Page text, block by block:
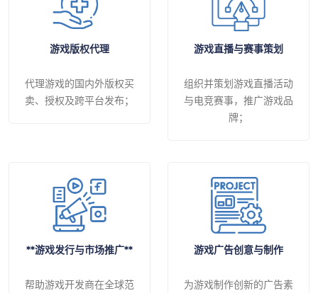
游戏版权代理
代理游戏的国内外版权买
卖、授权及跨平台发布；
游戏直播与赛事策划
组织并策划游戏直播活动
与电竞赛事，推广游戏品
牌；
**游戏发行与市场推广**
帮助游戏开发商在全球范
游戏广告创意与制作
为游戏制作创新的广告素